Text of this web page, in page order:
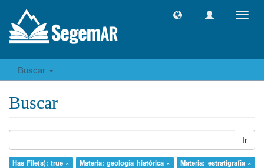
Buscar
Buscar
Ir
Has File(s): true × Materia: geología histórica ×
Materia: estratigrafía ×